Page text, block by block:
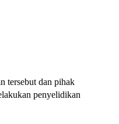
tersebut dan pihak
penyelidikan